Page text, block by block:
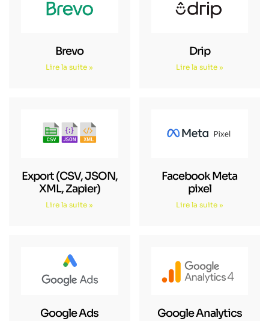
Brevo
Lire la suite »
Drip
Lire la suite »
Export (CSV, JSON,
XML, Zapier)
Lire la suite »
Facebook Meta
pixel
Lire la suite »
Google Ads Google Analytics